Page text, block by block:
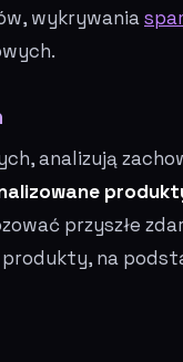
wykrywania
analizują
przyszłe
na